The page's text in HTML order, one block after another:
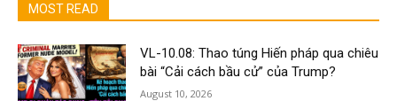
MOST READ
VL-10.08: Thao túng Hiến pháp qua chiêu
bài “Cải cách bầu cử” của Trump?
August 10, 2026